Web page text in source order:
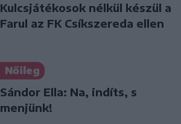
Kulcsjátékosok nélkül készül a
Farul az FK Csíkszereda ellen
Nőileg
Sándor Ella: Na, indíts, s
menjünk!